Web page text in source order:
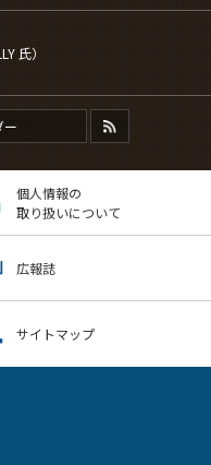
氏）
ー
個人情報の
取り扱いについて
広報誌
サイトマップ